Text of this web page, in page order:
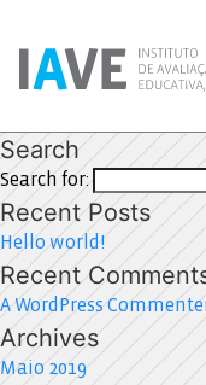
Search
Search for:
Recent Posts
Hello world!
Recent
A WordPress
Archives
Maio 2019